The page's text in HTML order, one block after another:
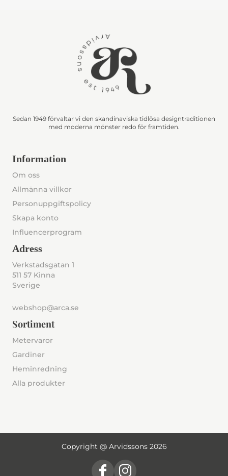
Sedan 1949 förvaltar vi den skandinaviska tidlösa designtraditionen
med moderna mönster redo för framtiden.
Information
Om oss
Allmänna villkor
Personuppgiftspolicy
Skapa konto
Influencerprogram
Adress
Verkstadsgatan 1
511 57 Kinna
Sverige
webshop@arca.se
Sortiment
Metervaror
Gardiner
Heminredning
Alla produkter
Copyright @ Arvidssons 2026